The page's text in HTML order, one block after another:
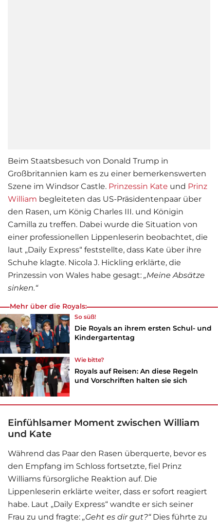
Beim Staatsbesuch von Donald Trump in
Großbritannien kam es zu einer bemerkenswerten
Szene im Windsor Castle. Prinzessin Kate und Prinz
William begleiteten das US-Präsidentenpaar über
den Rasen, um König Charles III. und Königin
Camilla zu treffen. Dabei wurde die Situation von
einer professionellen Lippenleserin beobachtet, die
laut „Daily Express“ feststellte, dass Kate über ihre
Schuhe klagte. Nicola J. Hickling erklärte, die
Prinzessin von Wales habe gesagt: „Meine Absätze
sinken.“
Mehr über die Royals:
So süß!
Die Royals an ihrem ersten Schul- und
Kindergartentag
Wie bitte?
Royals auf Reisen: An diese Regeln
und Vorschriften halten sie sich
Einfühlsamer Moment zwischen William
und Kate
Während das Paar den Rasen überquerte, bevor es
den Empfang im Schloss fortsetzte, fiel Prinz
Williams fürsorgliche Reaktion auf. Die
Lippenleserin erklärte weiter, dass er sofort reagiert
habe. Laut „Daily Express“ wandte er sich seiner
Frau zu und fragte: „Geht es dir gut?“Dies führte zu